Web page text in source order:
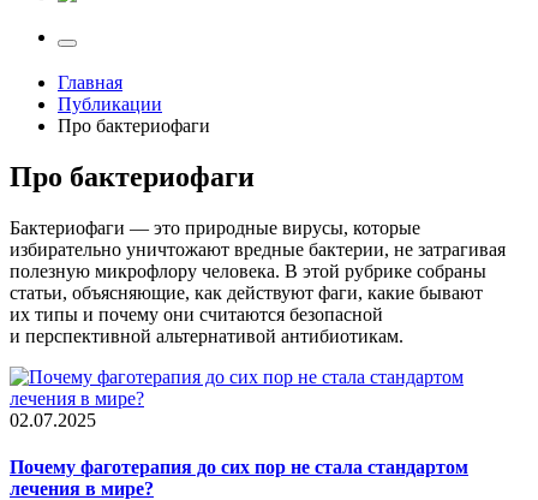
Главная
Публикации
Про бактериофаги
Про бактериофаги
Бактериофаги — это природные вирусы, которые
избирательно уничтожают вредные бактерии, не затрагивая
полезную микрофлору человека. В этой рубрике собраны
статьи, объясняющие, как действуют фаги, какие бывают
их типы и почему они считаются безопасной
и перспективной альтернативой антибиотикам.
02.07.2025
Почему фаготерапия до сих пор не стала стандартом
лечения в мире?